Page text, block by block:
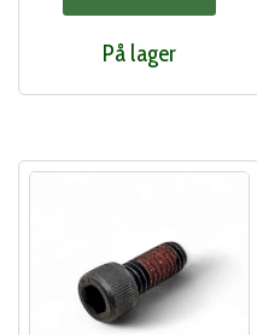
På lager